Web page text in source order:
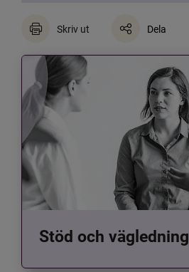
Skriv ut Dela
Stöd och vägledning